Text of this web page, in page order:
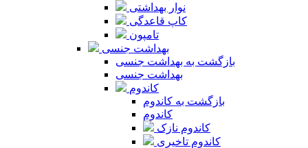
نوار بهداشتی
کاپ قاعدگی
تامپون
بهداشت جنسی
بازگشت به بهداشت جنسی
بهداشت جنسی
کاندوم
بازگشت به کاندوم
کاندوم
کاندوم نازک
کاندوم تاخیری